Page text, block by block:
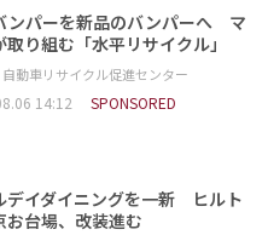
ンパーを新品のバンパーへ マ
取り組む「水平リサイクル」
自動車リサイクル促進センター
14:12 SPONSORED
デイダイニングを一新 ヒルト
お台場、改装進む